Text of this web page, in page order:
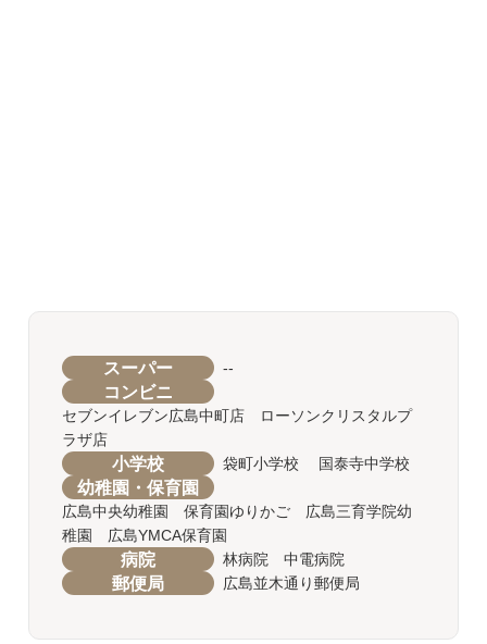
スーパー --
コンビニ
セブンイレブン広島中町店 ローソンクリスタルプ
ラザ店
小学校 袋町小学校 国泰寺中学校
幼稚園・保育園
広島中央幼稚園 保育園ゆりかご 広島三育学院幼
稚園 広島YMCA保育園
病院 林病院 中電病院
郵便局 広島並木通り郵便局